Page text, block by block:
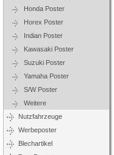
Honda Poster
Horex Poster
Indian Poster
Kawasaki Poster
Suzuki Poster
Yamaha Poster
S/W Poster
Weitere
Nutzfahrzeuge
Werbeposter
Blechartikel